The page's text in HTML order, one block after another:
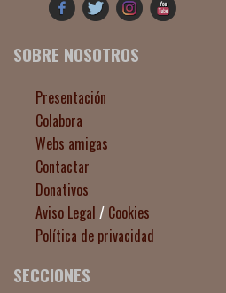
SOBRE NOSOTROS
Presentación
Colabora
Webs amigas
Contactar
Donativos
Aviso Legal / Cookies
Política de privacidad
SECCIONES